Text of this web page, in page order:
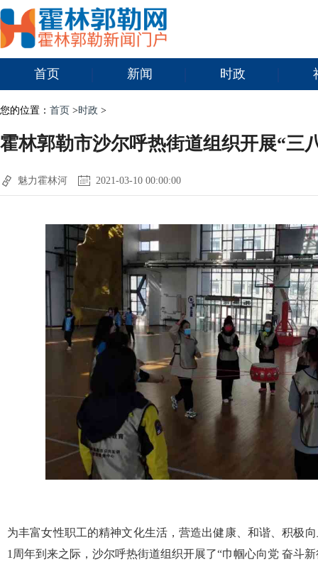
首页 新闻 时政
您的位置： 首页 >时政 >
霍林郭勒市沙尔呼热街道组织开展“三
魅力霍林河 2021-03-10 00:00:00
为丰富女性职工的精神文化生活，营造出健康、和谐、积极
1周年到来之际，沙尔呼热街道组织开展了“巾帼心向党 奋斗